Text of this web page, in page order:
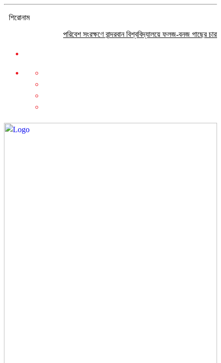
শিরোনাম
পরিবেশ সংরক্ষণে বান্দরবান বিশ্ববিদ্যালয়ে ফলজ-বনজ গাছের চারা বিতরণ